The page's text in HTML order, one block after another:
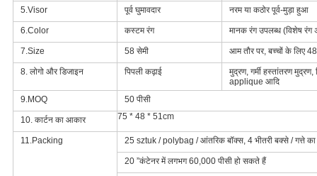
5.Visor
पूर्व घुमावदार नरम या कठोर पूर्व-मुड़ा हुआ
6.Color कस्टम रंग मानक रंग उपलब्ध (विशेष रंग
7.Size 58 सेमी आम तौर पर, बच्चों के लिए
8. लोगो और डिजाइन पिपली कढ़ाई
मुद्रण, गर्मी हस्तांतरण
applique आदि
9.MOQ
50 पीसी
10. कार्टन का आकार 75 * 48 * 51cm
11.Packing 25 sztuk / polybag / आंतरिक बॉक्स, 4 भीतरी बक्से / गत्ते का
20 ”कंटेनर में लगभग 60,000 पीसी हो सकते हैं